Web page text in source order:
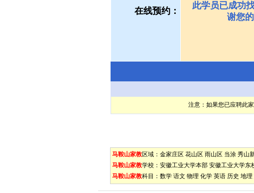
在线预约：
此学员已成功
谢您
注意：如果您已应聘此
马鞍山家教区域： 金家庄区 花山区 雨山区 当涂 秀山
马鞍山家教学校： 安徽工业大学本部 安徽工业大学东
马鞍山家教科目： 数学 语文 物理 化学 英语 历史 地理